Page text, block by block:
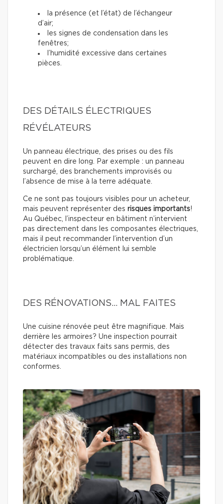
la présence (et l’état) de l’échangeur
d’air;
les signes de condensation dans les
fenêtres;
l’humidité excessive dans certaines
pièces.
DES DÉTAILS ÉLECTRIQUES
RÉVÉLATEURS
Un panneau électrique, des prises ou des fils
peuvent en dire long. Par exemple : un panneau
surchargé, des branchements improvisés ou
l’absence de mise à la terre adéquate.
Ce ne sont pas toujours visibles pour un acheteur,
mais peuvent représenter des risques importants!
Au Québec, l’inspecteur en bâtiment n’intervient
pas directement dans les composantes électriques,
mais il peut recommander l’intervention d’un
électricien lorsqu’un élément lui semble
problématique.
DES RÉNOVATIONS… MAL FAITES
Une cuisine rénovée peut être magnifique. Mais
derrière les armoires? Une inspection pourrait
détecter des travaux faits sans permis, des
matériaux incompatibles ou des installations non
conformes.